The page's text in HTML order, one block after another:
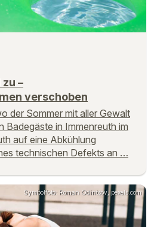
–
verschoben
der Sommer mit aller Gewalt
Badegäste in Immenreuth im
auf eine Abkühlung
technischen Defekts an …
Symbolfoto: Roman Odintsov, pexels.com